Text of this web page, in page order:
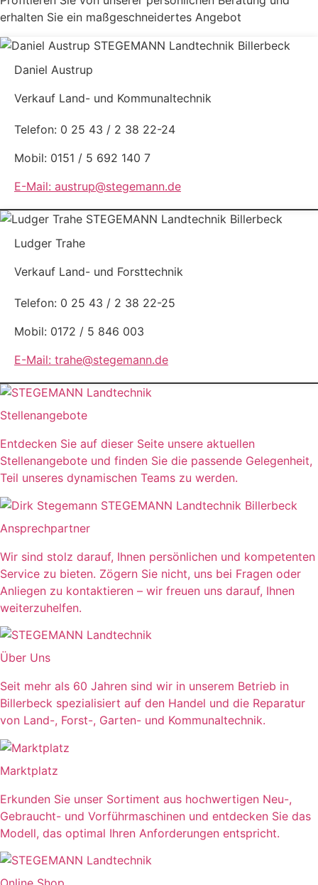
erhalten Sie ein maßgeschneidertes Angebot
Daniel Austrup
Verkauf Land- und Kommunaltechnik
Telefon: 0 25 43 / 2 38 22-24
Mobil: 0151 / 5 692 140 7
E-Mail: austrup@stegemann.de
Ludger Trahe
Verkauf Land- und Forsttechnik
Telefon: 0 25 43 / 2 38 22-25
Mobil: 0172 / 5 846 003
E-Mail: trahe@stegemann.de
Stellenangebote
Entdecken Sie auf dieser Seite unsere aktuellen
Stellenangebote und finden Sie die passende Gelegenheit,
Teil unseres dynamischen Teams zu werden.
Ansprechpartner
Wir sind stolz darauf, Ihnen persönlichen und kompetenten
Service zu bieten. Zögern Sie nicht, uns bei Fragen oder
Anliegen zu kontaktieren – wir freuen uns darauf, Ihnen
weiterzuhelfen.
Über Uns
Seit mehr als 60 Jahren sind wir in unserem Betrieb in
Billerbeck spezialisiert auf den Handel und die Reparatur
von Land-, Forst-, Garten- und Kommunaltechnik.
Marktplatz
Erkunden Sie unser Sortiment aus hochwertigen Neu-,
Gebraucht- und Vorführmaschinen und entdecken Sie das
Modell, das optimal Ihren Anforderungen entspricht.